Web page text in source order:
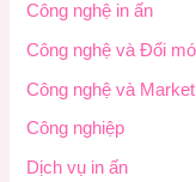
Công nghệ in ấn
Công nghệ và Đổi
Công nghệ và
Công nghiệp
Dịch vụ in ấn